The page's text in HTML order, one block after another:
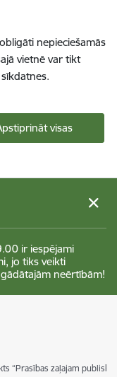
nepieciešamās
vietnē var tikt
visas
ir iespējami
jo tiks veikti
neērtībām!
“Prasības zaļajam